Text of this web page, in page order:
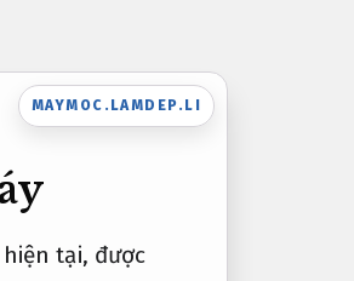
MAYMOC.LAMDEP.LI
tại, được